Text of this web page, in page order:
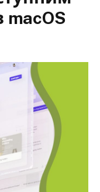
macOS